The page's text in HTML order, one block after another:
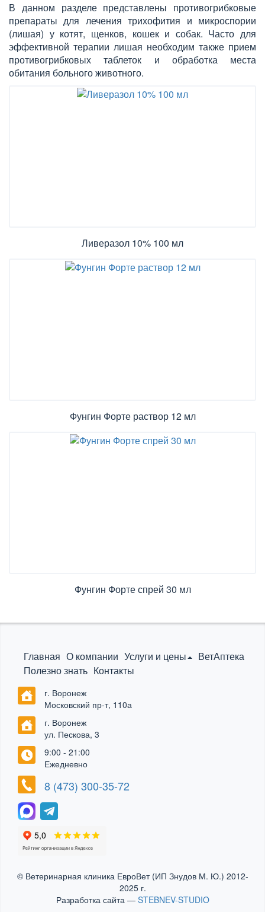
В данном разделе представлены противогрибковые
препараты для лечения трихофития и микроспории
(лишая) у котят, щенков, кошек и собак. Часто для
эффективной терапии лишая необходим также прием
противогрибковых таблеток и обработка места
обитания больного животного.
Ливеразол 10% 100 мл
Фунгин Форте раствор 12 мл
Фунгин Форте спрей 30 мл
Главная О компании Услуги и цены
ВетАптека
Полезно знать Контакты
г. Воронеж
Московский пр-т, 110а
г. Воронеж
ул. Пескова, 3
9:00 - 21:00
Ежедневно
8 (473) 300-35-72
© Ветеринарная клиника ЕвроВет (ИП Знудов М. Ю.) 2012-
2025 г.
Разработка сайта — STEBNEV-STUDIO